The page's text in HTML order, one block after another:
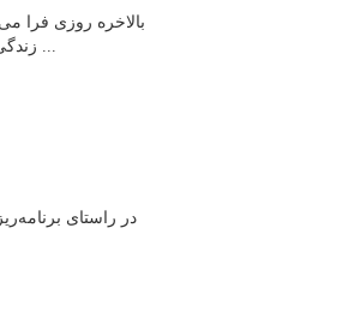
بالاخره روزی فرا
زندگی به روال عادی برخواهد گشت و دقیقا همان روز تمام رشادت‌های مدافعان سلامت و بسیجان ...
در راستای